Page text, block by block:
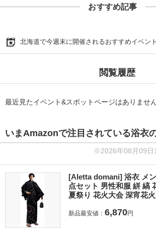
おすすめ記事
北海道で今週末に開催されるおすすめイベン
閲覧履歴
最近見たイベント&スポットページはありません
いまAmazonで注目されている浴衣
※2026年08月09日
[Aletta domani] 浴衣 メ
点セット 男性和服 絣 縞
夏祭り 花火大会 深宵花
新品最安値： 6,870円